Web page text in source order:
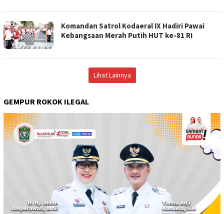
Komandan Satrol Kodaeral IX Hadiri Pawai
Kebangsaan Merah Putih HUT ke-81 RI
Lihat Lainnya
GEMPUR ROKOK ILEGAL